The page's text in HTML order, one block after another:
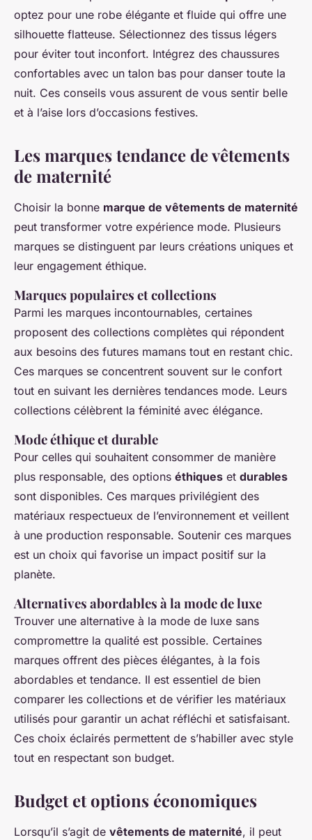
optez pour une robe élégante et fluide qui offre une
silhouette flatteuse. Sélectionnez des tissus légers
pour éviter tout inconfort. Intégrez des chaussures
confortables avec un talon bas pour danser toute la
nuit. Ces conseils vous assurent de vous sentir belle
et à l’aise lors d’occasions festives.
Les marques tendance de vêtements
de maternité
Choisir la bonne marque de vêtements de maternité
peut transformer votre expérience mode. Plusieurs
marques se distinguent par leurs créations uniques et
leur engagement éthique.
Marques populaires et collections
Parmi les marques incontournables, certaines
proposent des collections complètes qui répondent
aux besoins des futures mamans tout en restant chic.
Ces marques se concentrent souvent sur le confort
tout en suivant les dernières tendances mode. Leurs
collections célèbrent la féminité avec élégance.
Mode éthique et durable
Pour celles qui souhaitent consommer de manière
plus responsable, des options éthiques et durables
sont disponibles. Ces marques privilégient des
matériaux respectueux de l’environnement et veillent
à une production responsable. Soutenir ces marques
est un choix qui favorise un impact positif sur la
planète.
Alternatives abordables à la mode de luxe
Trouver une alternative à la mode de luxe sans
compromettre la qualité est possible. Certaines
marques offrent des pièces élégantes, à la fois
abordables et tendance. Il est essentiel de bien
comparer les collections et de vérifier les matériaux
utilisés pour garantir un achat réfléchi et satisfaisant.
Ces choix éclairés permettent de s’habiller avec style
tout en respectant son budget.
Budget et options économiques
Lorsqu’il s’agit de vêtements de maternité, il peut